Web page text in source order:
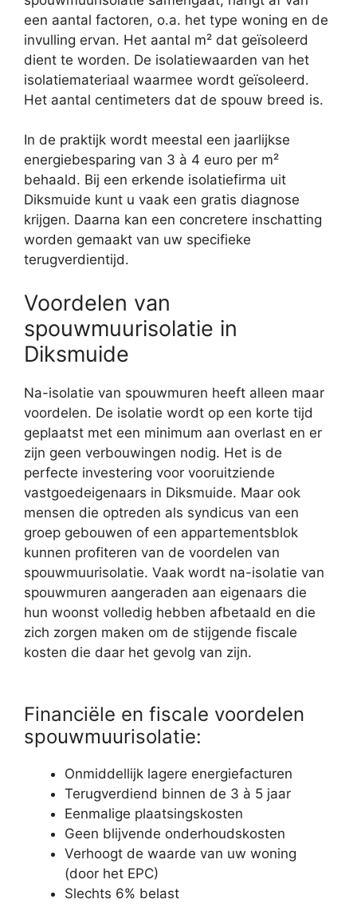
een aantal factoren, o.a. het type woning en de
invulling ervan. Het aantal m² dat geïsoleerd
dient te worden. De isolatiewaarden van het
isolatiemateriaal waarmee wordt geïsoleerd.
Het aantal centimeters dat de spouw breed is.
In de praktijk wordt meestal een jaarlijkse
energiebesparing van 3 à 4 euro per m²
behaald. Bij een erkende isolatiefirma uit
Diksmuide kunt u vaak een gratis diagnose
krijgen. Daarna kan een concretere inschatting
worden gemaakt van uw specifieke
terugverdientijd.
Voordelen van
spouwmuurisolatie in
Diksmuide
Na-isolatie van spouwmuren heeft alleen maar
voordelen. De isolatie wordt op een korte tijd
geplaatst met een minimum aan overlast en er
zijn geen verbouwingen nodig. Het is de
perfecte investering voor vooruitziende
vastgoedeigenaars in Diksmuide. Maar ook
mensen die optreden als syndicus van een
groep gebouwen of een appartementsblok
kunnen profiteren van de voordelen van
spouwmuurisolatie. Vaak wordt na-isolatie van
spouwmuren aangeraden aan eigenaars die
hun woonst volledig hebben afbetaald en die
zich zorgen maken om de stijgende fiscale
kosten die daar het gevolg van zijn.
Financiële en fiscale voordelen
spouwmuurisolatie:
Onmiddellijk lagere energiefacturen
Terugverdiend binnen de 3 à 5 jaar
Eenmalige plaatsingskosten
Geen blijvende onderhoudskosten
Verhoogt de waarde van uw woning
(door het EPC)
Slechts 6% belast